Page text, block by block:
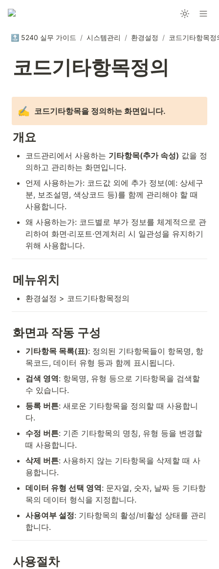
🔝 5240 실무 가이드 / 시스템관리 / 환경설정 / 코드기타항목정
코드기타항목정의
✍️ 코드기타항목을 정의하는 화면입니다.
개요
코드관리에서 사용하는 기타항목(추가 속성) 값을 정
의하고 관리하는 화면입니다.
언제 사용하는가: 코드값 외에 추가 정보(예: 상세구
분, 보조설명, 색상코드 등)를 함께 관리해야 할 때
사용합니다.
왜 사용하는가: 코드별로 부가 정보를 체계적으로 관
리하여 화면·리포트·연계처리 시 일관성을 유지하기
위해 사용합니다.
메뉴위치
환경설정 > 코드기타항목정의
화면과 작동 구성
기타항목 목록(표): 정의된 기타항목들이 항목명, 항
목코드, 데이터 유형 등과 함께 표시됩니다.
검색 영역: 항목명, 유형 등으로 기타항목을 검색할
수 있습니다.
등록 버튼: 새로운 기타항목을 정의할 때 사용합니
다.
수정 버튼: 기존 기타항목의 명칭, 유형 등을 변경할
때 사용합니다.
삭제 버튼: 사용하지 않는 기타항목을 삭제할 때 사
용합니다.
데이터 유형 선택 영역: 문자열, 숫자, 날짜 등 기타항
목의 데이터 형식을 지정합니다.
사용여부 설정: 기타항목의 활성/비활성 상태를 관리
합니다.
사용절차